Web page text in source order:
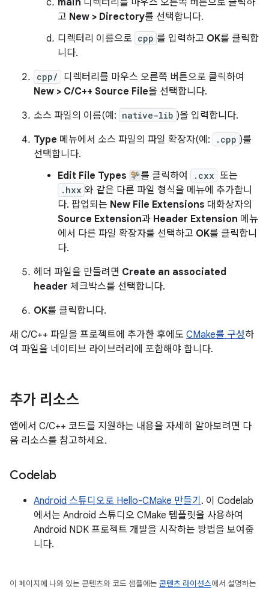
main 디렉터리를 마우스 오른쪽 버튼으로 클릭하
고 New > Directory를 선택합니다.
디렉터리 이름으로 cpp 를 입력하고 OK를 클릭합
니다.
cpp/
디렉터리를 마우스 오른쪽 버튼으로 클릭하여
New > C/C++ Source File을 선택합니다.
소스 파일의 이름(예: native-lib )을 입력합니다.
Type 메뉴에서 소스 파일의 파일 확장자(예: .cpp )를
선택합니다.
Edit File Types
를 클릭하여 .cxx 또는
.hxx 와 같은 다른 파일 형식을 메뉴에 추가합니
다. 팝업되는 New File Extensions 대화상자의
Source Extension과 Header Extension 메뉴
에서 다른 파일 확장자를 선택하고 OK를 클릭합니
다.
헤더 파일을 만들려면 Create an associated
header 체크박스를 선택합니다.
OK를 클릭합니다.
새 C/C++ 파일을 프로젝트에 추가한 후에도 CMake를 구성하
여 파일을 네이티브 라이브러리에 포함해야 합니다.
추가 리소스
앱에서 C/C++ 코드를 지원하는 내용을 자세히 알아보려면 다
음 리소스를 참고하세요.
Codelab
Android 스튜디오로 Hello-CMake 만들기 . 이 Codelab
에서는 Android 스튜디오 CMake 템플릿을 사용하여
Android NDK 프로젝트 개발을 시작하는 방법을 보여줍
니다.
이 페이지에 나와 있는 콘텐츠와 코드 샘플에는 콘텐츠 라이선스에서 설명하는